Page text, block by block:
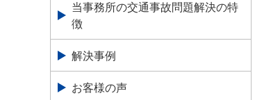
当事務所の交通事故問題解決の特
徴
解決事例
お客様の声